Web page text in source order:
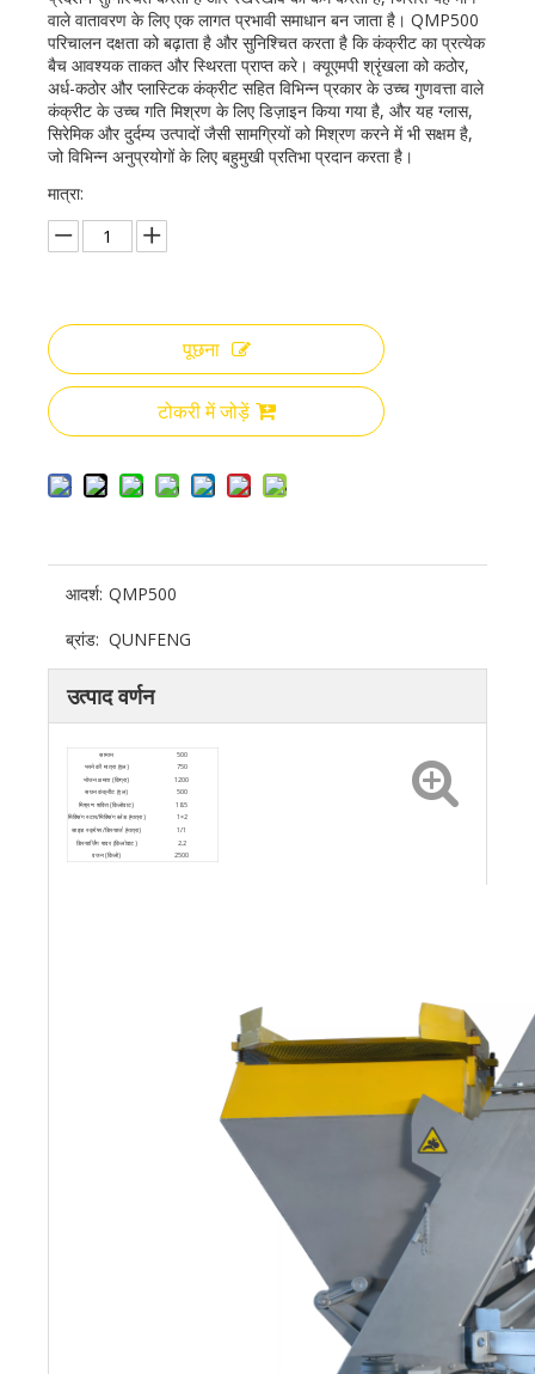
वाले वातावरण के लिए एक लागत प्रभावी समाधान बन जाता है। QMP500
परिचालन दक्षता को बढ़ाता है और सुनिश्चित करता है कि कंक्रीट का प्रत्येक
बैच आवश्यक ताकत और स्थिरता प्राप्त करे। क्यूएमपी श्रृंखला को कठोर,
अर्ध-कठोर और प्लास्टिक कंक्रीट सहित विभिन्न प्रकार के उच्च गुणवत्ता वाले
कंक्रीट के उच्च गति मिश्रण के लिए डिज़ाइन किया गया है, और यह ग्लास,
सिरेमिक और दुर्दम्य उत्पादों जैसी सामग्रियों को मिश्रण करने में भी सक्षम है,
जो विभिन्न अनुप्रयोगों के लिए बहुमुखी प्रतिभा प्रदान करता है।
मात्रा:
पूछना
टोकरी में जोड़ें
आदर्श: QMP500
ब्रांड: QUNFENG
उत्पाद वर्णन
सामान 500
भरने की मात्रा (एल) 750
भोजन क्षमता (किग्रा)
1200
सघन कंक्रीट (एल)
500
मिश्रण शक्ति (किलोवाट)
18.5
मिक्सिंग स्टार/मिक्सिंग ब्लेड (मात्रा)
1×2
साइड स्क्रेपर/डिस्चार्ज (मात्रा)
1/1
डिस्चार्जिंग पावर (किलोवाट)
2.2
वजन (किलो) 2500